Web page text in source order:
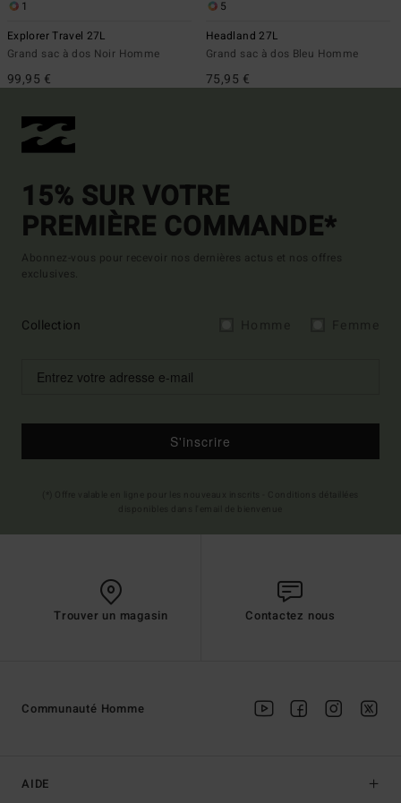
1
Explorer Travel 27L
Grand sac à dos Noir Homme
99,95 €
5
Headland 27L
Grand sac à dos Bleu Homme
75,95 €
15% SUR VOTRE
PREMIÈRE COMMANDE*
Abonnez-vous pour recevoir nos dernières actus et nos offres
exclusives.
Collection
S'inscrire
Trouver un magasin Contactez nous
AIDE
Communauté Homme